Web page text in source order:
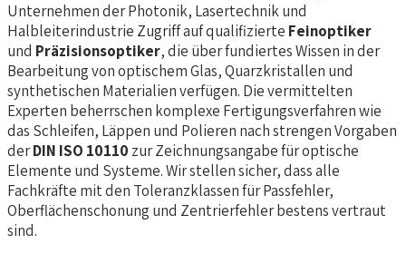
Unternehmen der Photonik, Lasertechnik und
Halbleiterindustrie Zugriff auf qualifizierte Feinoptiker
und Präzisionsoptiker, die über fundiertes Wissen in der
Bearbeitung von optischem Glas, Quarzkristallen und
synthetischen Materialien verfügen. Die vermittelten
Experten beherrschen komplexe Fertigungsverfahren wie
das Schleifen, Läppen und Polieren nach strengen Vorgaben
derDIN ISO 10110 zur Zeichnungsangabe für optische
Elemente und Systeme. Wir stellen sicher, dass alle
Fachkräfte mit den Toleranzklassen für Passfehler,
Oberflächenschonung und Zentrierfehler bestens vertraut
sind.